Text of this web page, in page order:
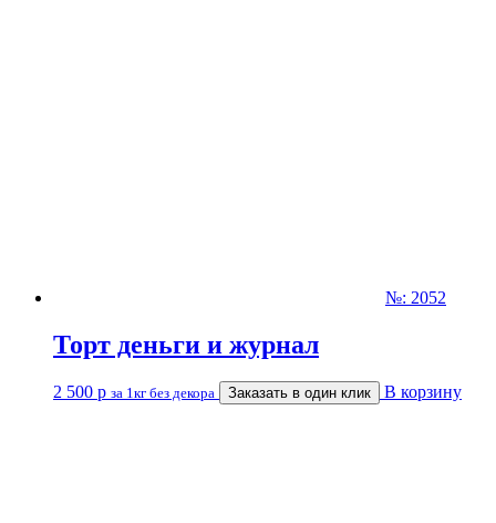
№: 2052
Торт деньги и журнал
2 500 р за 1кг без декора Заказать в один клик В корзину